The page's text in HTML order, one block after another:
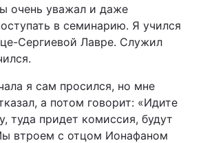
очень уважал и даже
в семинарию. Я учился
Сергиевой Лавре. Служил
я сам просился, но мне
а потом говорит: «Идите
туда придет комиссия, будут
втроем с отцом Ионафаном